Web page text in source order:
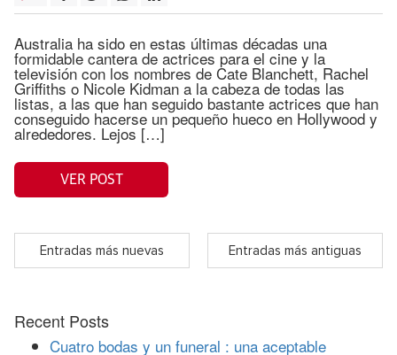
Australia ha sido en estas últimas décadas una
formidable cantera de actrices para el cine y la
televisión con los nombres de Cate Blanchett, Rachel
Griffiths o Nicole Kidman a la cabeza de todas las
listas, a las que han seguido bastante actrices que han
conseguido hacerse un pequeño hueco en Hollywood y
alrededores. Lejos […]
VER POST
Entradas más nuevas Entradas más antiguas
Recent Posts
Cuatro bodas y un funeral : una aceptable